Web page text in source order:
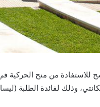
للاستفادة من منح الحركية